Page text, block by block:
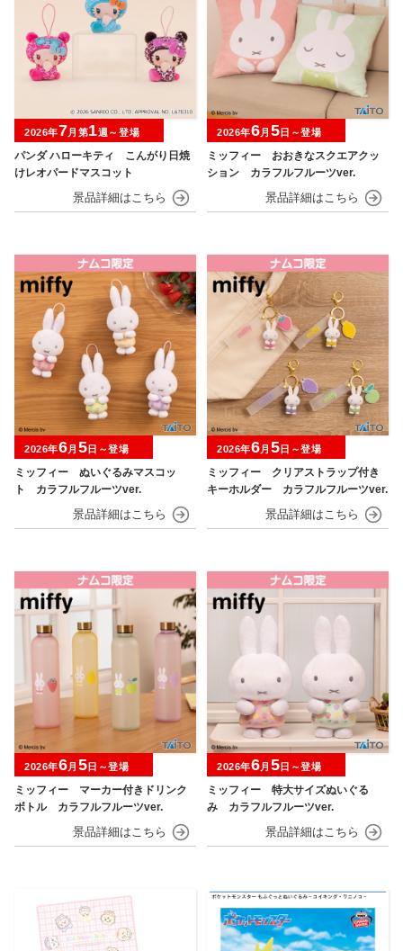
パンダ ハローキティ こんがり日焼
けレオパードマスコット
2026年7月第1週～登場
ミッフィー おおきなスクエアクッ
ション カラフルフルーツver.
2026年6月 5日～登場
ミッフィー ぬいぐるみマスコッ
ト カラフルフルーツver.
2026年6月 5 日～登場
ミッフィー クリアストラップ付き
キーホルダー カラフルフルーツver.
2026年6月 5 日～登場
ミッフィー マーカー付きドリンク
ボトル カラフルフルーツver.
2026年6月 5日～登場
ミッフィー 特大サイズぬいぐる
み カラフルフルーツver.
2026年6月 5日～登場